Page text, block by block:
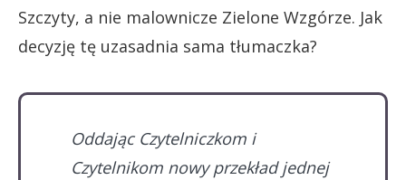
Szczyty, a nie malownicze Zielone Wzgórze. Jak
decyzję tę uzasadnia sama tłumaczka?
Oddając Czytelniczkom i
Czytelnikom nowy przekład jednej